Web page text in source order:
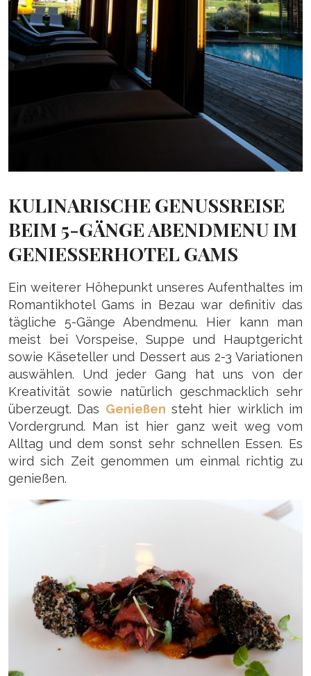
KULINARISCHE GENUSSREISE
BEIM 5-GÄNGE ABENDMENU IM
GENIESSERHOTEL GAMS
Ein weiterer Höhepunkt unseres Aufenthaltes im
Romantikhotel Gams in Bezau war definitiv das
tägliche 5-Gänge Abendmenu. Hier kann man
meist bei Vorspeise, Suppe und Hauptgericht
sowie Käseteller und Dessert aus 2-3 Variationen
auswählen. Und jeder Gang hat uns von der
Kreativität sowie natürlich geschmacklich sehr
überzeugt. Das Genießen steht hier wirklich im
Vordergrund. Man ist hier ganz weit weg vom
Alltag und dem sonst sehr schnellen Essen. Es
wird sich Zeit genommen um einmal richtig zu
genießen.